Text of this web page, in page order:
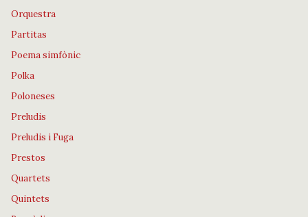
Orquestra
Partitas
Poema simfònic
Polka
Poloneses
Preludis
Preludis i Fuga
Prestos
Quartets
Quintets